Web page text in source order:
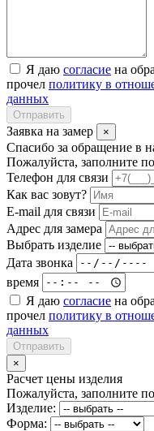
Я даю согласие на
прочел политику в
данных
Отправить
Заявка на замер ×
Спасибо за обращение в
Пожалуйста, заполните
Телефон для связи
Как вас зовут?
E-mail для связи
Адрес для замера
Выбрать изделие
Дата звонка
время
Я даю согласие на
прочел политику в
данных
Отправить
×
Расчет цены изделия
Пожалуйста, заполните
Изделие:
Форма: